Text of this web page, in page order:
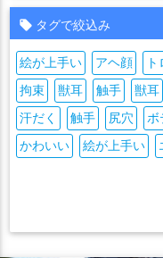
クラリーチェ
シェリー
シビラ
シャ
シャール(千年戦争アイ
ジルヴァ
ジークリンデ
セーラ(千年戦争アイギ
ドロシー(千年戦争アイ
タグで絞込み
絵が上手い アヘ顔
拘束
獣耳 触手 獣耳
汗だく
触手 尻穴 ボ
かわいい
絵が上手い